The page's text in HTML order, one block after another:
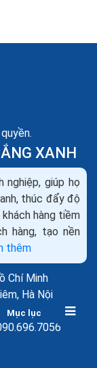
Mục lục
mới
hứng thú để
viết có sự
XANH
nghiệp, giúp họ
thúc đẩy độ
hàng tiềm
hàng, tạo nền
thêm
Chí Minh
Hà Nội